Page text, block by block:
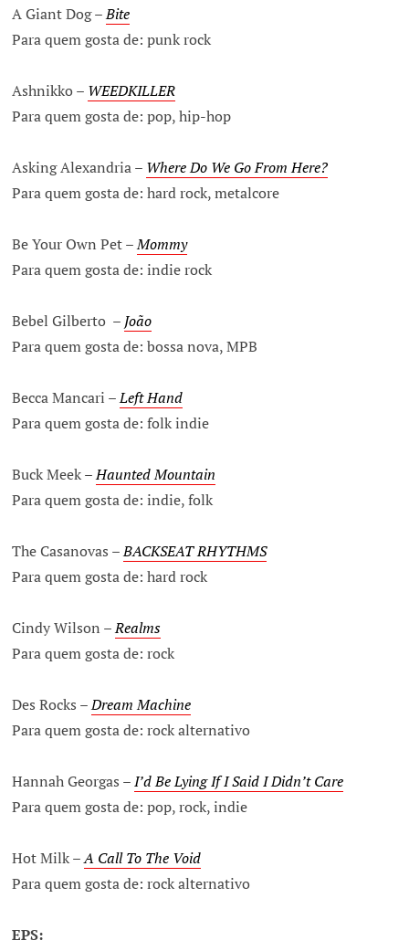
A Giant Dog –Bite
Para quem gosta de: punk rock
Ashnikko – WEEDKILLER
Para quem gosta de: pop, hip-hop
Asking Alexandria – Where Do We Go From Here?
Para quem gosta de: hard rock, metalcore
Be Your Own Pet –Mommy
Para quem gosta de: indie rock
Bebel Gilberto – João
Para quem gosta de: bossa nova, MPB
Becca Mancari –Left Hand
Para quem gosta de: folk indie
Buck Meek –Haunted Mountain
Para quem gosta de: indie, folk
The Casanovas –BACKSEAT RHYTHMS
Para quem gosta de: hard rock
Cindy Wilson –Realms
Para quem gosta de: rock
Des Rocks –Dream Machine
Para quem gosta de: rock alternativo
Hannah Georgas –I’d Be Lying If I Said I Didn’t Care
Para quem gosta de: pop, rock, indie
Hot Milk –A Call To The Void
Para quem gosta de: rock alternativo
EPS: